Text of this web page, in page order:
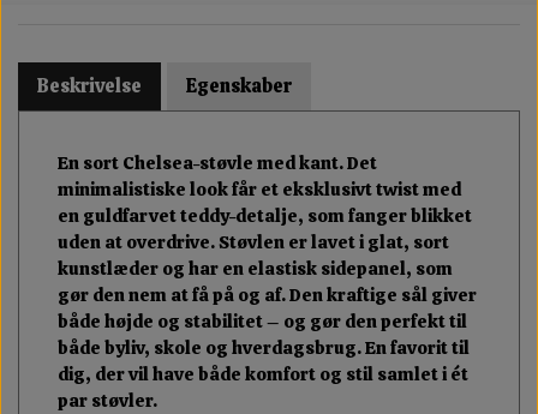
Beskrivelse Egenskaber
En sort Chelsea-støvle med kant. Det
minimalistiske look får et eksklusivt twist med
en guldfarvet teddy-detalje, som fanger blikket
uden at overdrive. Støvlen er lavet i glat, sort
kunstlæder og har en elastisk sidepanel, som
gør den nem at få på og af. Den kraftige sål giver
både højde og stabilitet – og gør den perfekt til
både byliv, skole og hverdagsbrug. En favorit til
dig, der vil have både komfort og stil samlet i ét
par støvler.